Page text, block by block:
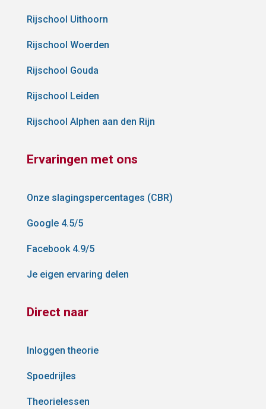
Rijschool Uithoorn
Rijschool Woerden
Rijschool Gouda
Rijschool Leiden
Rijschool Alphen aan den Rijn
Ervaringen met ons
Onze slagingspercentages (CBR)
Google 4.5/5
Facebook 4.9/5
Je eigen ervaring delen
Direct naar
Inloggen theorie
Spoedrijles
Theorielessen